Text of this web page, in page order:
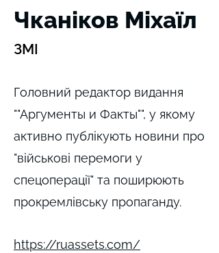
ЗМІ
Чканіков Міхаїл
Головний редактор видання
""Аргументы и Факты"", у якому
активно публікують новини про
"військові перемоги у
спецоперації" та поширюють
прокремлівську пропаганду.
https://ruassets.com/